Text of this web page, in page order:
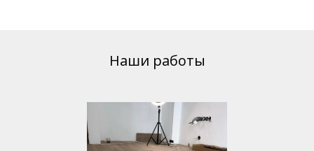
Наши работы